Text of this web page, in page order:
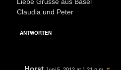
Claudia und Peter
ANTWORTEN